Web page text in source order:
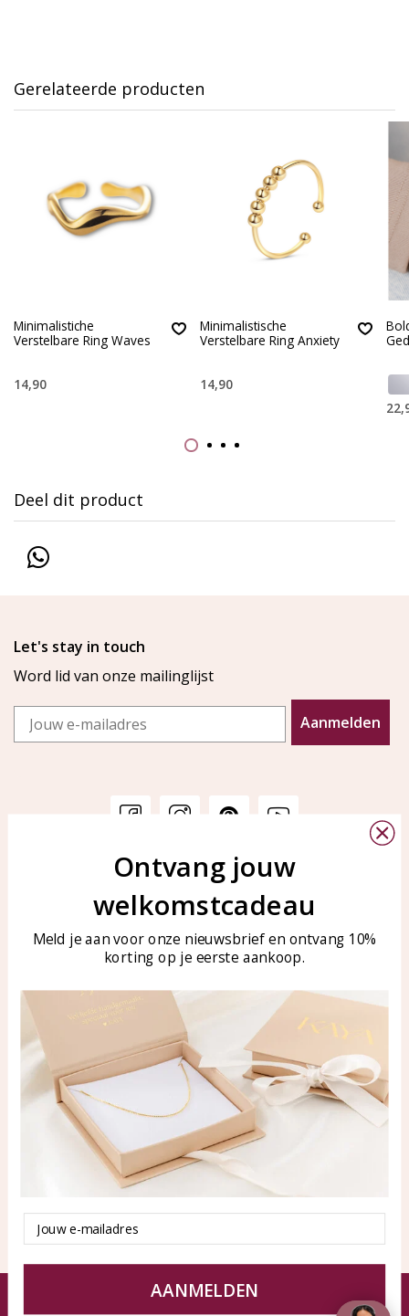
Gerelateerde producten
Minimalistiche
Verstelbare Ring Waves
14,90
Minimalistische
Verstelbare Ring Anxiety
14,90
Deel dit product
Let's stay in touch
Word lid van onze mailinglijst
Email
Aanmelden
Veelgestelde vragen
Sieraden onderhouden
KAYA Sieraden
Bellen of WhatsApp Ma-Vr
tussen 09:00-17:00
Tel: 0850003187
WhatsApp: 0850003187
klantenservice@kayasierade
Producten
Alle producten
Nieuwe producten
KAYA Sieraden
Over ons
Samenwerken?
Tips en Advies
Duurzaamheid
© KAYA Sieraden
Ontvang jouw
welkomstcadeau
Meld je aan voor onze nieuwsbrief en ontvang 10%
korting op je eerste aankoop.
Email
AANMELDEN